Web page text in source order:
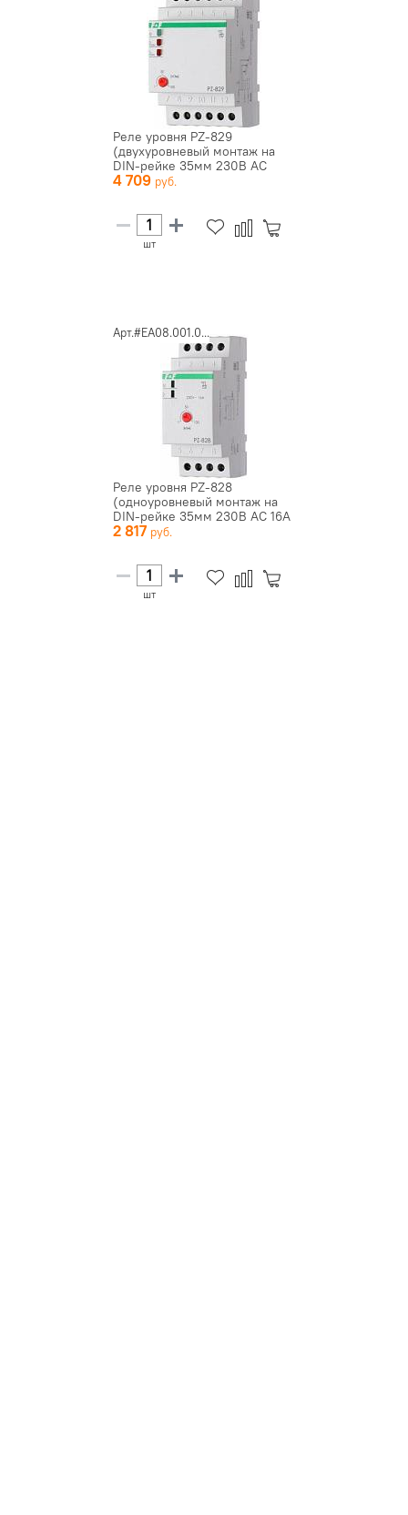
Реле уровня PZ-829
(двухуровневый монтаж на
DIN-рейке 35мм 230В AC
2х16А 2п...
4 709
шт
Арт.#EA08.001.0...
Реле уровня PZ-828
(одноуровневый монтаж на
DIN-рейке 35мм 230В AC 16А
1пер...
2 817
шт